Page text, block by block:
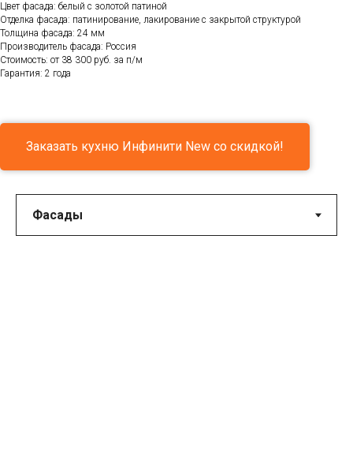
Цвет фасада: белый с золотой патиной
Отделка фасада: патинирование, лакирование с закрытой структурой
Толщина фасада: 24 мм
Производитель фасада: Россия
Стоимость: от 38 300 руб. за п/м
Гарантия: 2 года
Заказать кухню Инфинити New со скидкой!